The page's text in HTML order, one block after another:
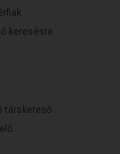
keresésre
társkereső